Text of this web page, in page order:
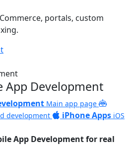
portals, custom
App Development
Main app page
development iPhone Apps iOS
App Development for real